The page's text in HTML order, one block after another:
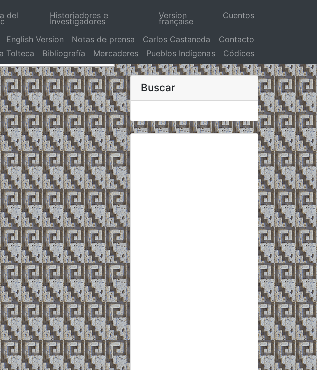
del Historiadores e
Investigadores
Version
française
Cuentos
English Version Notas de prensa Carlos Castaneda
Contacto
Tolteca Bibliografía Mercaderes Pueblos Indígenas Códices
Buscar